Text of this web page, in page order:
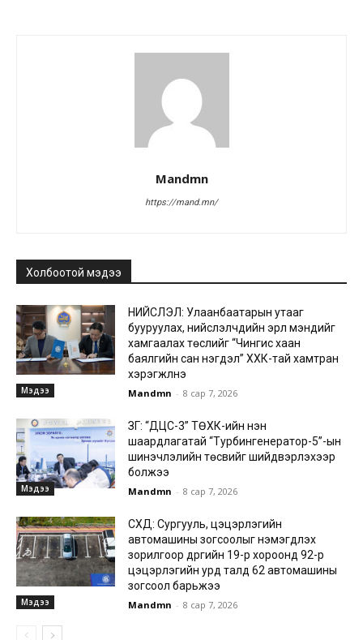
Mandmn
https://mand.mn/
Холбоотой мэдээ
Мэдээ
НИЙСЛЭЛ: Улаанбаатарын утааг
бууруулах, нийслэлчүүдийн эрүүл мэндийг
хамгаалах төслийг “Чингис хаан
баялгийн сан нэгдэл” ХХК-тай хамтран
хэрэгжүүлнэ
Mandmn - 8 сар 7, 2026
Мэдээ
ЗГ: “ДЦС-3” ТӨХК-ийн нэн
шаардлагатай “Турбингенератор-5”-ын
шинэчлэлийн төсвийг шийдвэрлэхээр
болжээ
Mandmn - 8 сар 7, 2026
Мэдээ
СХД: Сургууль, цэцэрлэгийн
автомашины зогсоолыг нэмэгдүүлэх
зорилгоор дүүргийн 19-р хороонд 92-р
цэцэрлэгийн урд талд 62 автомашины
зогсоол барьжээ
Mandmn - 8 сар 7, 2026